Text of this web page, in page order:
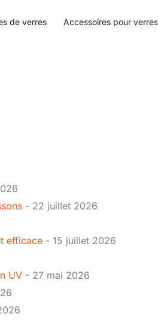
de verres Accessoires pour verres
- 22 juillet 2026
efficace - 15 juillet 2026
UV - 27 mai 2026